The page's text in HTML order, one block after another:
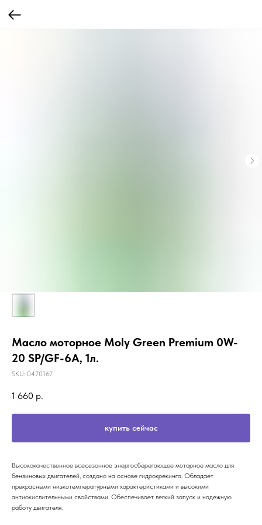
Масло моторное Moly Green Premium 0W-
20 SP/GF-6A, 1л.
SKU: 0470167
1 660 р.
купить сейчас
Высококачественное всесезонное энергосберегающее моторное масло для
бензиновых двигателей, создано на основе гидрокрекинга. Обладает
прекрасными низкотемпературными характеристиками и высокими
антиокислительными свойствами. Обеспечивает легкий запуск и надежную
работу двигателя.